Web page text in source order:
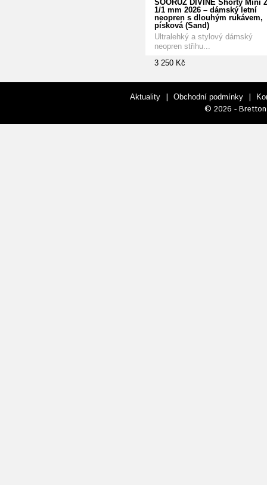
SOÖRUZ DIVINE Shorty Mini
1/1 mm 2026 – dámský letní
neopren s dlouhým rukávem,
písková (Sand)
Ultralehký a stylový dámský
neopren střihu...
3 250 Kč
Aktuality | Obchodní podmínky |
© 2026 - Bretton